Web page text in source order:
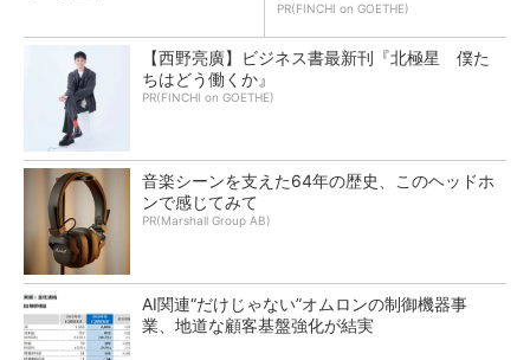
PR(FINCHI on GOETHE)
【西野亮廣】ビジネス書最新刊『北極星 僕た
ちはどう働くか』
PR(FINCHI on GOETHE)
音楽シーンを支えた64年の歴史、このヘッドホ
ンで感じてみて
PR(Marshall Group AB)
AI関連“だけじゃない”オムロンの制御機器事
業、地道な顧客基盤強化が結実